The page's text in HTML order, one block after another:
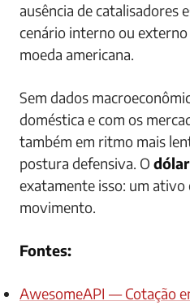
ausência de catalisadores
cenário interno ou
moeda americana.
Sem dados
doméstica e com os
também em ritmo mais
postura defensiva. O
exatamente isso: um
movimento.
Fontes:
AwesomeAPI — Cotação